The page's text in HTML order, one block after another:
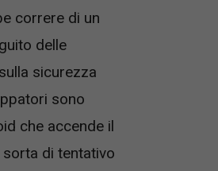
correre di un
delle
sicurezza
sono
che accende il
di tentativo